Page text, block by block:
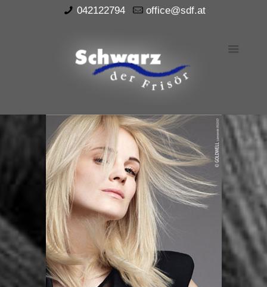
042122794 office@sdf.at